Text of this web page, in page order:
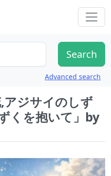
Advanced search
アジサイのしず
くを抱いて」by